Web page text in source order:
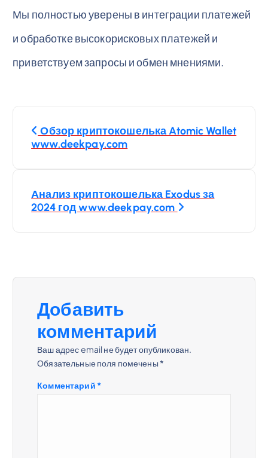
Мы полностью уверены в интеграции платежей
и обработке высокорисковых платежей и
приветствуем запросы и обмен мнениями.
Обзор криптокошелька Atomic Wallet
www.deekpay.com
Анализ криптокошелька Exodus за
2024 год www.deekpay.com
Добавить
комментарий
Ваш адрес email не будет опубликован.
Обязательные поля помечены *
Комментарий *